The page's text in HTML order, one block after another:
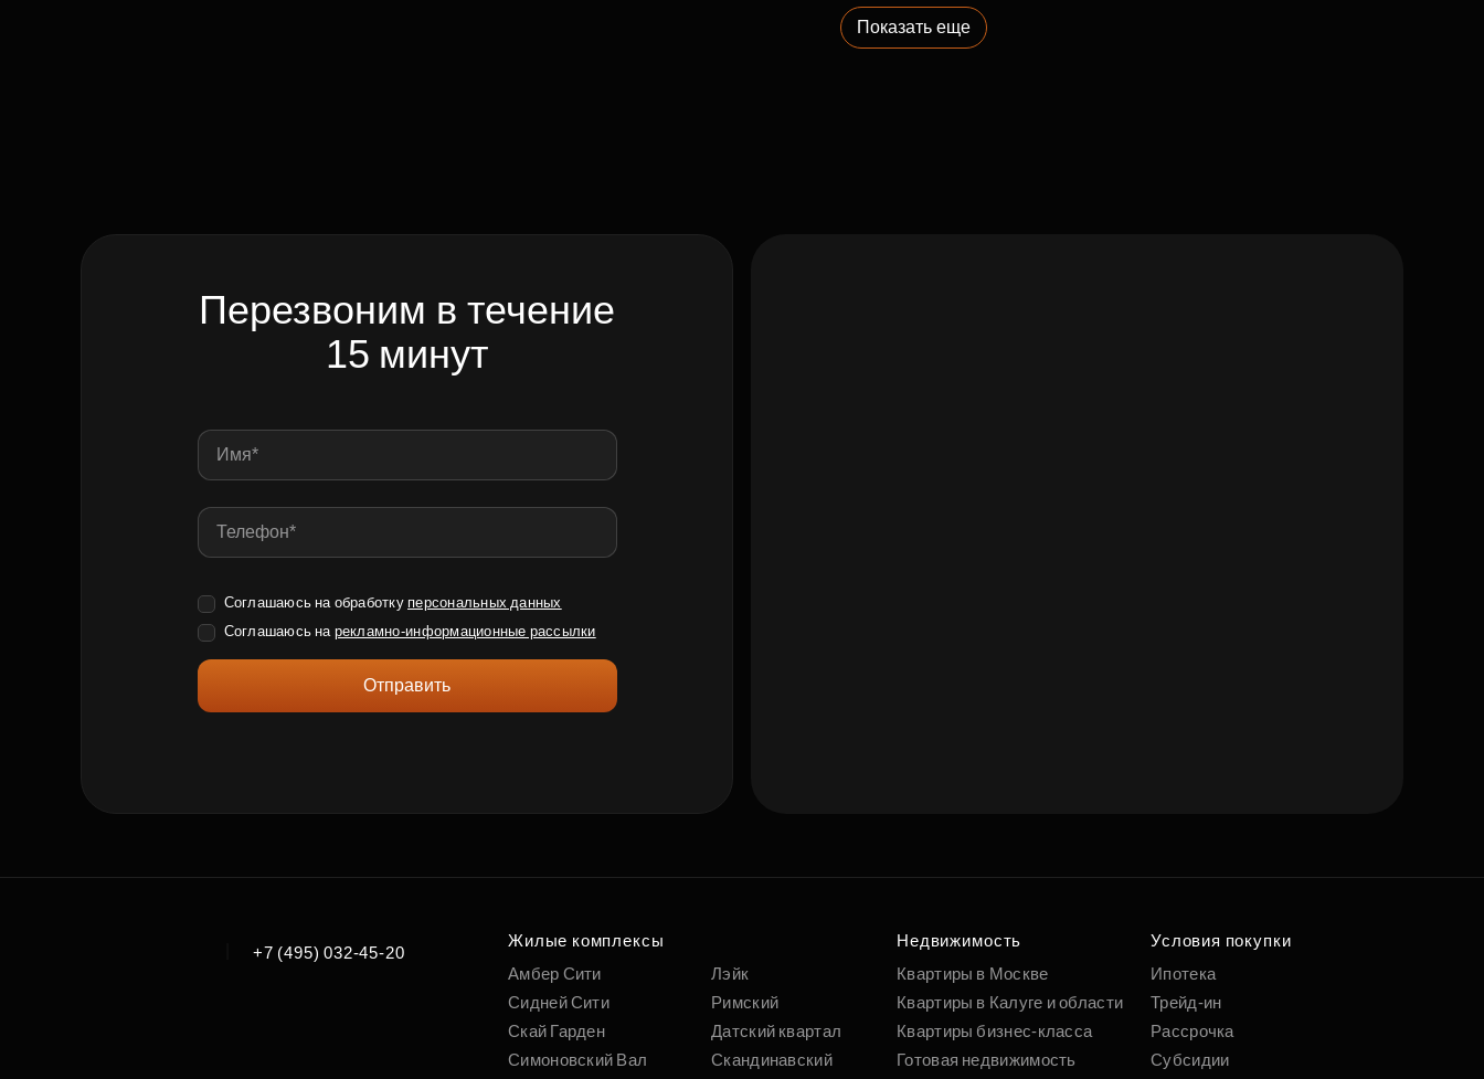
Показать еще
Перезвоним в течение
15 минут
Соглашаюсь на обработку персональных данных
Соглашаюсь на рекламно-информационные рассылки
Отправить
+7 (495) 032-45-20
Жилые комплексы
Амбер Сити
Сидней Сити
Скай Гарден
Симоновский Вал
Лэйк
Римский
Датский квартал
Скандинавский
Недвижимость
Квартиры в Москве
Квартиры в Калуге и области
Квартиры бизнес-класса
Готовая недвижимость
Условия покупки
Ипотека
Трейд-ин
Рассрочка
Субсидии